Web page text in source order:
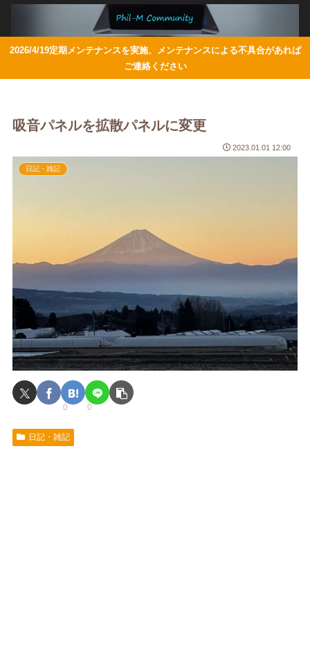
2026/4/19定期メンテナンスを実施、メンテナンスによる不具合があれば
ご連絡ください
吸音パネルを拡散パネルに変更
2023.01.01 12:00
日記・雑記
0 0
日記・雑記